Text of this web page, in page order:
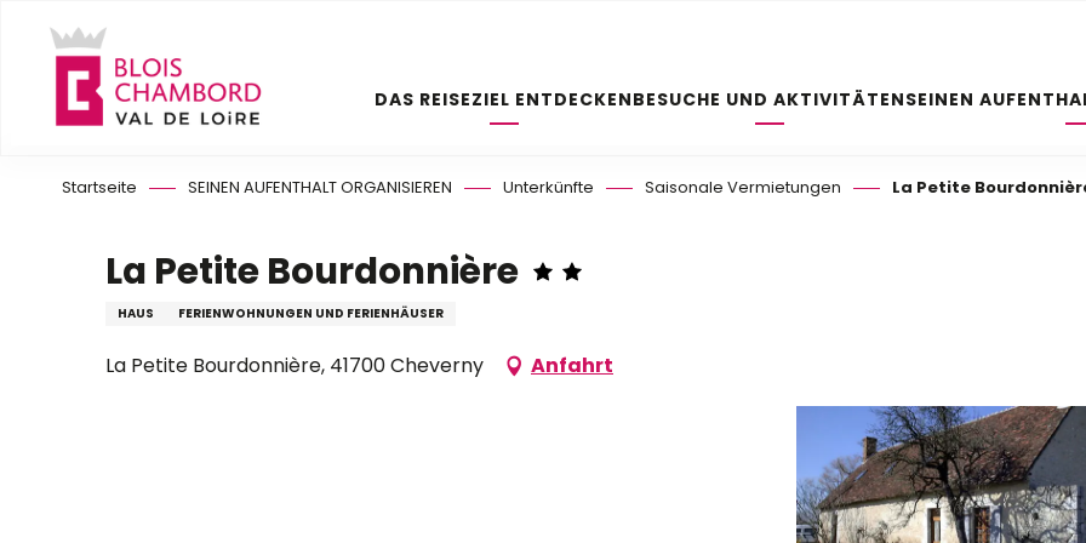
contenu
principal
DAS REISEZIEL ENTDECKENBESUCHE UND AKTIVITÄTENSEINEN
Startseite SEINEN AUFENTHALT ORGANISIEREN Unterkünfte Saisonale Vermietungen La Petite
La Petite Bourdonnière
HAUS FERIENWOHNUNGEN UND FERIENHÄUSER
La Petite Bourdonnière, 41700 Cheverny Anfahrt